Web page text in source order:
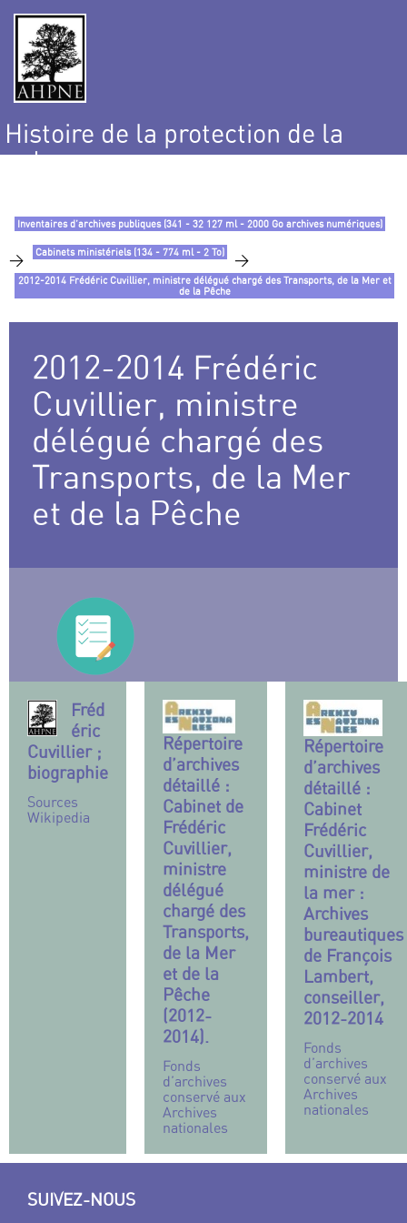
Histoire de la protection de la
nature
Inventaires d’archives publiques (341 - 32 127 ml - 2000 Go archives numériques)
> Cabinets ministériels (134 - 774 ml - 2 To) >
2012-2014 Frédéric Cuvillier, ministre délégué chargé des Transports, de la Mer et
de la Pêche
2012-2014 Frédéric
Cuvillier, ministre
délégué chargé des
Transports, de la Mer
et de la Pêche
Fréd
éric
Cuvillier ;
biographie
Sources
Wikipedia
Répertoire
d’archives
détaillé :
Cabinet de
Frédéric
Cuvillier,
ministre
délégué
chargé des
Transports,
de la Mer
et de la
Pêche
(2012-
2014).
Fonds
d’archives
conservé aux
Archives
nationales
Répertoire
d’archives
détaillé :
Cabinet
Frédéric
Cuvillier,
ministre de
la mer :
Archives
bureautiques
de François
Lambert,
conseiller,
2012-2014
Fonds
d’archives
conservé aux
Archives
nationales
SUIVEZ-NOUS